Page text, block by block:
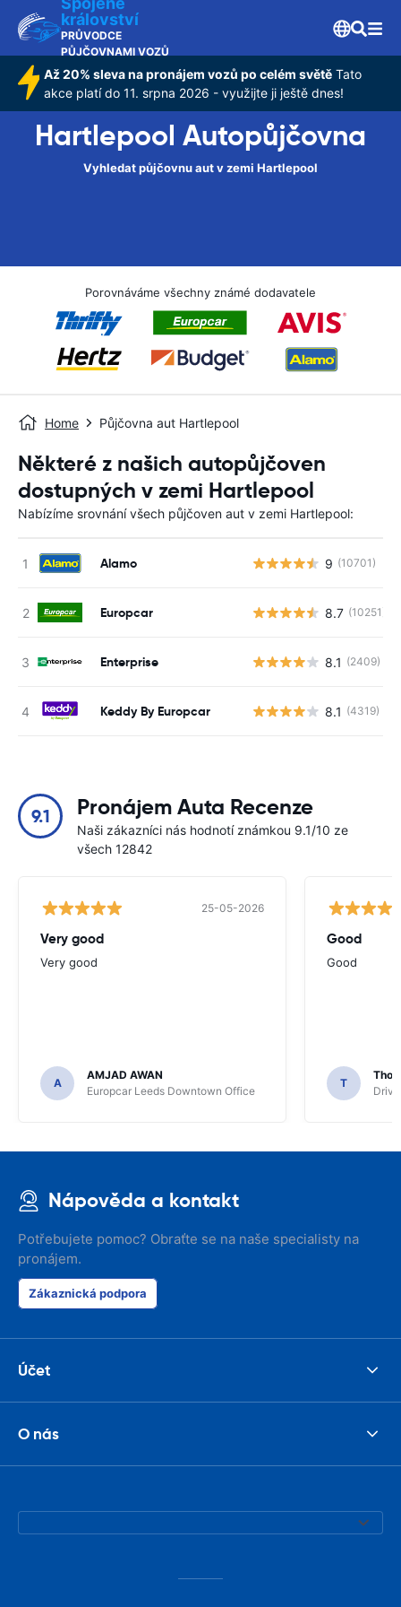
království
PRŮVODCE
PŮJČOVNAMI VOZŮ
Až 20% sleva na pronájem vozů po celém světě Tato
akce platí do 11. srpna 2026 - využijte ji ještě dnes!
Hartlepool Autopůjčovna
Vyhledat půjčovnu aut v zemi Hartlepool
Porovnáváme všechny známé dodavatele
Home Půjčovna aut Hartlepool
Některé z našich autopůjčoven
dostupných v zemi Hartlepool
Nabízíme srovnání všech půjčoven aut v zemi Hartlepool:
Alamo 9 (10701)
Europcar 8.7 (10251)
Enterprise 8.1 (2409)
Keddy By Europcar 8.1 (4319)
9.1 Pronájem Auta Recenze
Naši zákazníci nás hodnotí známkou 9.1/10 ze
všech 12842
25-05-2026
Very good
Very good
A
AMJAD AWAN
Europcar Leeds Downtown Office
Good
Good
T
Nápověda a kontakt
Potřebujete pomoc? Obraťte se na naše specialisty na
pronájem.
Zákaznická podpora
Účet
O nás